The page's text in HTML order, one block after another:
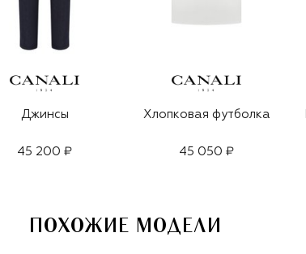
Джинсы
45 200 ₽
Хлопковая футболка
45 050 ₽
ПОХОЖИЕ МОДЕЛИ